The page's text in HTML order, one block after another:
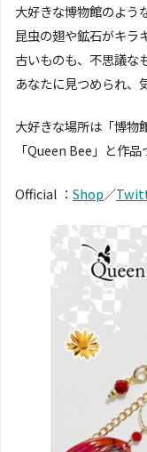
大好きな博物館のよう
昆虫の翅や鉱石がキラ
古いものも、不思議な
あなたに見つめられ、
大好きな場所は「博物
「Queen Bee」と作品
Official ： Shop／